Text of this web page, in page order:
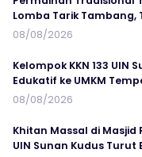
Lomba Tarik Tambang,
08/08/2026
Kelompok KKN 133 UIN
Edukatif ke UMKM
08/08/2026
Khitan Massal di Masjid
UIN Sunan Kudus